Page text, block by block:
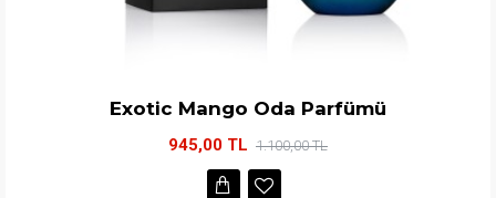
Exotic Mango Oda Parfümü
945,00 TL 1.100,00 TL